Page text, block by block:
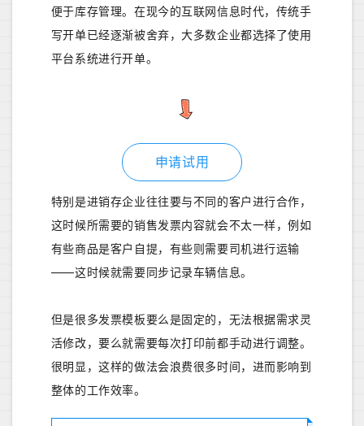
便于库存管理。在现今的互联网信息时代，传统手
写开单已经逐渐被舍弃，大多数企业都选择了使用
平台系统进行开单。
申请试用
特别是进销存企业往往要与不同的客户进行合作，
这时候所需要的销售发票内容就会不太一样，例如
有些商品是客户自提，有些则需要司机进行运输
——这时候就需要同步记录车辆信息。
但是很多发票模板要么是固定的，无法根据需求灵
活修改，要么就需要每次打印前都手动进行调整。
很明显，这样的做法会浪费很多时间，进而影响到
整体的工作效率。